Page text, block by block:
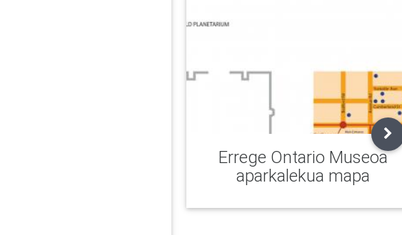
Errege Ontario Museoa
aparkalekua mapa